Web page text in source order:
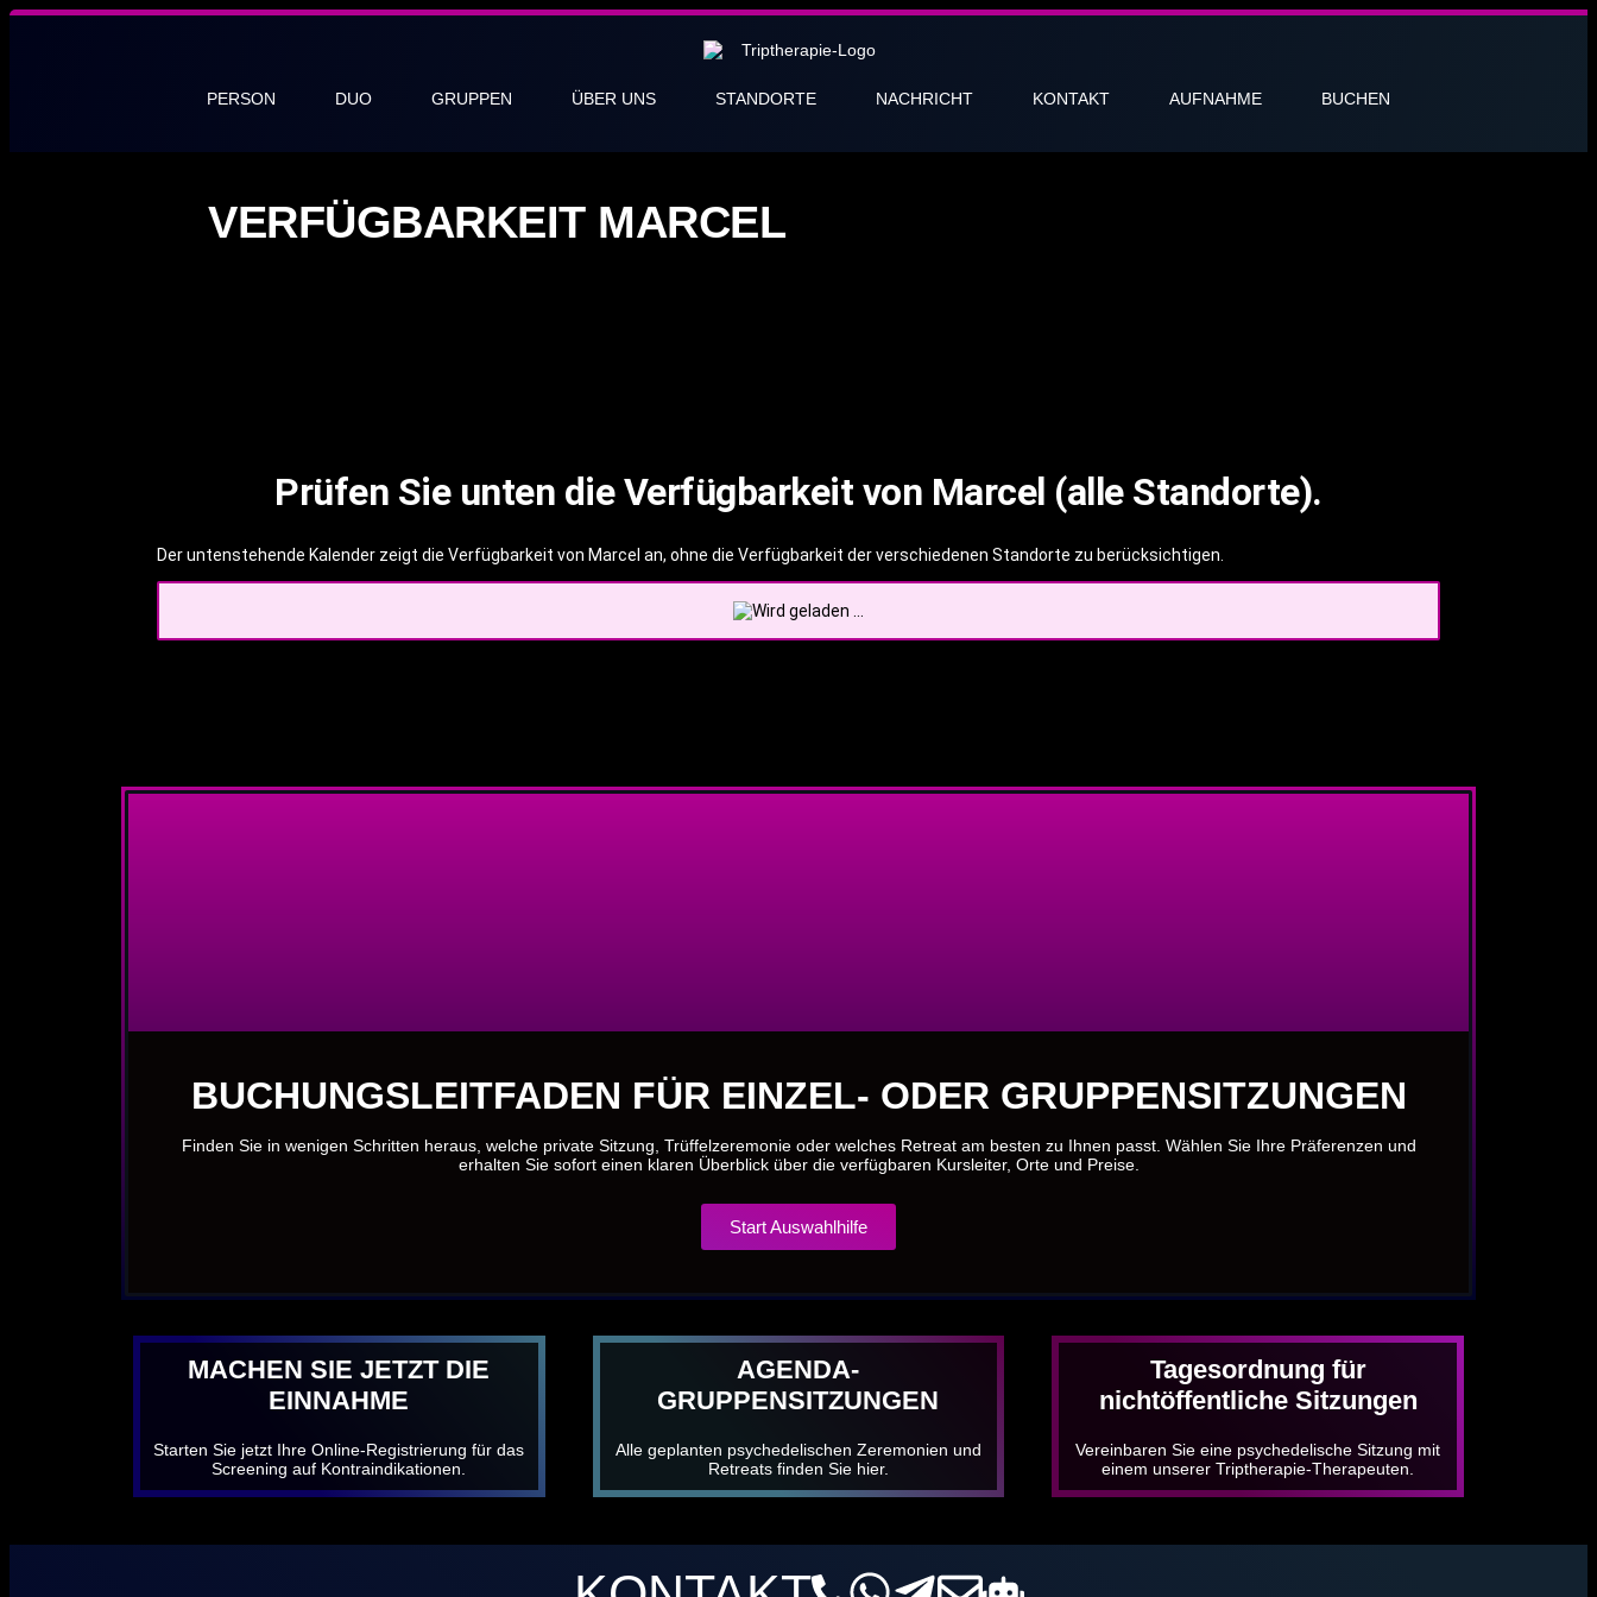
PERSON DUO GRUPPEN ÜBER UNS STANDORTE NACHRICHT KONTAKT AUFNAHME BUCHEN
VERFÜGBARKEIT MARCEL
Prüfen Sie unten die Verfügbarkeit von Marcel (alle Standorte).
Der untenstehende Kalender zeigt die Verfügbarkeit von Marcel an, ohne die Verfügbarkeit der verschiedenen Standorte zu berücksichtigen.
BUCHUNGSLEITFADEN FÜR EINZEL- ODER GRUPPENSITZUNGEN
Finden Sie in wenigen Schritten heraus, welche private Sitzung, Trüffelzeremonie oder welches Retreat am besten zu Ihnen passt. Wählen Sie Ihre Präferenzen und
erhalten Sie sofort einen klaren Überblick über die verfügbaren Kursleiter, Orte und Preise.
Start Auswahlhilfe
MACHEN SIE JETZT DIE
EINNAHME
Starten Sie jetzt Ihre Online-Registrierung für das
Screening auf Kontraindikationen.
AGENDA-
GRUPPENSITZUNGEN
Alle geplanten psychedelischen Zeremonien und
Retreats finden Sie hier.
Tagesordnung für
nichtöffentliche Sitzungen
Vereinbaren Sie eine psychedelische Sitzung mit
einem unserer Triptherapie-Therapeuten.